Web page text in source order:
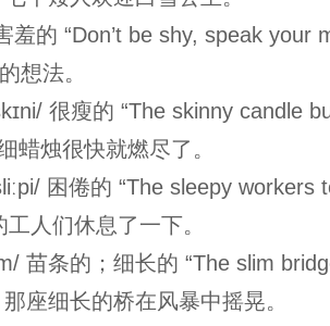
羞的 “Don’t be shy, speak your
想法。
很瘦的 “The skinny candle
蜡烛很快就燃尽了。
困倦的 “The sleepy workers
工人们休息了一下。
苗条的；细长的 “The slim
座细长的桥在风暴中摇晃。